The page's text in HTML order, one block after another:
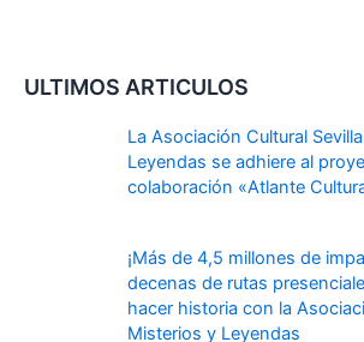
ULTIMOS ARTICULOS
La Asociación Cultural
Leyendas se adhiere al
colaboración «Atlante
¡Más de 4,5 millones de
decenas de rutas
hacer historia con la
Misterios y Leyendas